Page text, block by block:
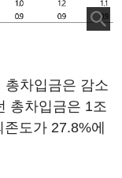
총차입금은 감소
총차입금은 1조
도가 27.8%에